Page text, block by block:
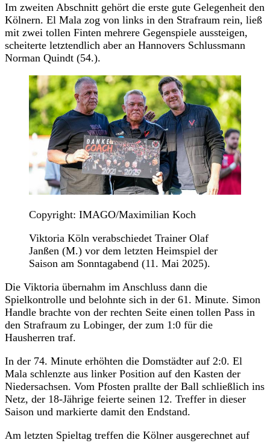
Im zweiten Abschnitt gehört die erste gute Gelegenheit den
Kölnern. El Mala zog von links in den Strafraum rein, ließ
mit zwei tollen Finten mehrere Gegenspiele aussteigen,
scheiterte letztendlich aber an Hannovers Schlussmann
Norman Quindt (54.).
Copyright: IMAGO/Maximilian Koch
Viktoria Köln verabschiedet Trainer Olaf
Janßen (M.) vor dem letzten Heimspiel der
Saison am Sonntagabend (11. Mai 2025).
Die Viktoria übernahm im Anschluss dann die
Spielkontrolle und belohnte sich in der 61. Minute. Simon
Handle brachte von der rechten Seite einen tollen Pass in
den Strafraum zu Lobinger, der zum 1:0 für die
Hausherren traf.
In der 74. Minute erhöhten die Domstädter auf 2:0. El
Mala schlenzte aus linker Position auf den Kasten der
Niedersachsen. Vom Pfosten prallte der Ball schließlich ins
Netz, der 18-Jährige feierte seinen 12. Treffer in dieser
Saison und markierte damit den Endstand.
Am letzten Spieltag treffen die Kölner ausgerechnet auf